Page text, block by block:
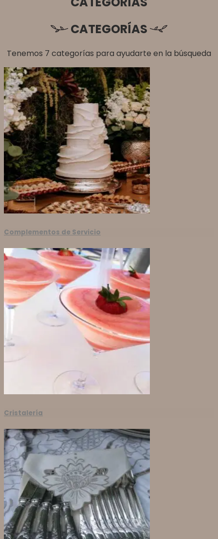
CATEGORÍAS
Tenemos 7 categorías para ayudarte en la búsqueda
Complementos de Servicio
Cristalería